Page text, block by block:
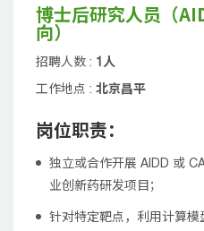
博士后研究人员（
向）
招聘人数 : 1人
工作地点 : 北京昌平
岗位职责：
独立或合作开展 AIDD 或
业创新药研发项目；
针对特定靶点，利用计算